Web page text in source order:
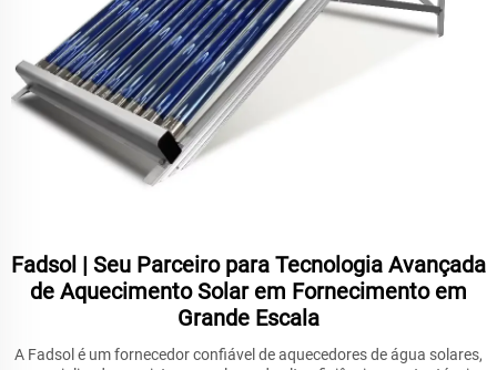
Fadsol | Seu Parceiro para Tecnologia Avançada
de Aquecimento Solar em Fornecimento em
Grande Escala
A Fadsol é um fornecedor confiável de aquecedores de água solares,